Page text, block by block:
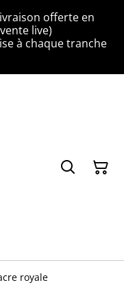
offerte en
live)
à chaque tranche
royale